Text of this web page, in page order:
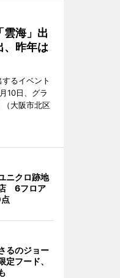
雲海」出
昨年は
るイベント
10日、グラ
大阪市北区
ニクロ跡地
6フロア
るのジョー
フード、